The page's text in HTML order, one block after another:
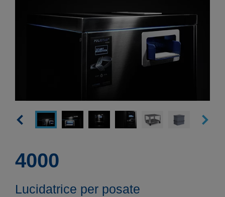
4000
Lucidatrice per posate